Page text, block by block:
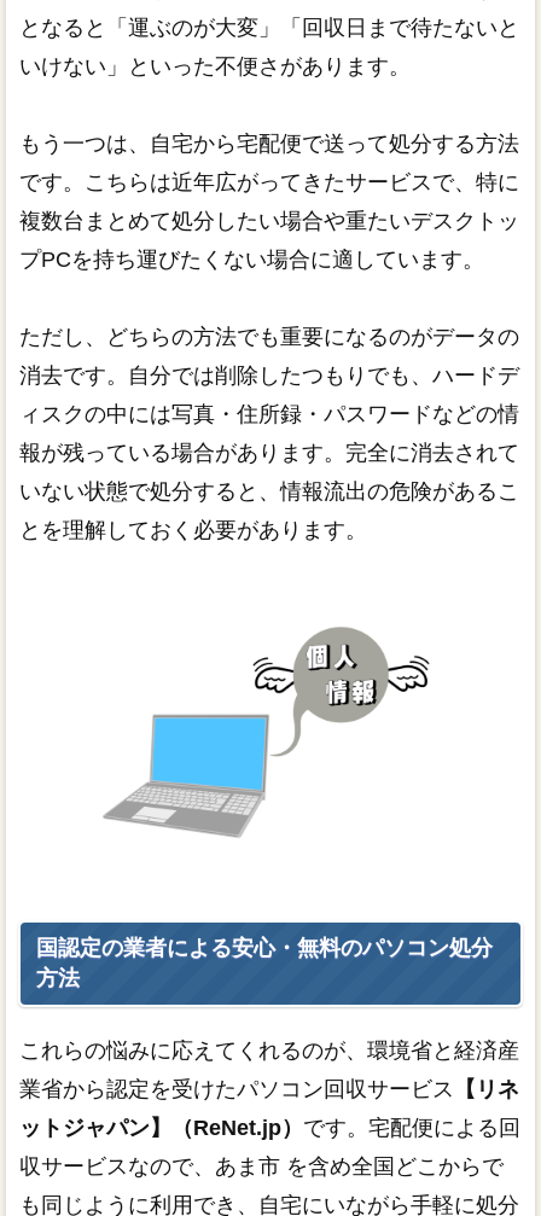
となると「運ぶのが大変」「回収日まで待たないと
いけない」といった不便さがあります。
もう一つは、自宅から宅配便で送って処分する方法
です。こちらは近年広がってきたサービスで、特に
複数台まとめて処分したい場合や重たいデスクトッ
プPCを持ち運びたくない場合に適しています。
ただし、どちらの方法でも重要になるのがデータの
消去です。自分では削除したつもりでも、ハードデ
ィスクの中には写真・住所録・パスワードなどの情
報が残っている場合があります。完全に消去されて
いない状態で処分すると、情報流出の危険があるこ
とを理解しておく必要があります。
国認定の業者による安心・無料のパソコン処分
方法
これらの悩みに応えてくれるのが、環境省と経済産
業省から認定を受けたパソコン回収サービス 【リネ
ットジャパン】（ReNet.jp） です。宅配便による回
収サービスなので、あま市 を含め全国どこからで
も同じように利用でき、自宅にいながら手軽に処分